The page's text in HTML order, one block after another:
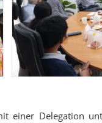
einer Delegation